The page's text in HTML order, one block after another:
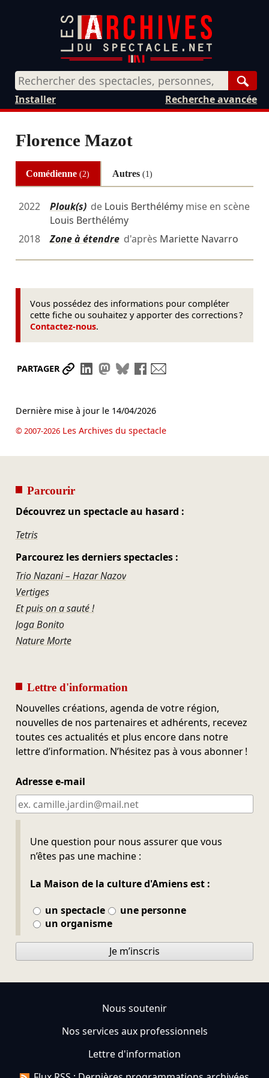
Recherche avancée
Installer
Florence Mazot
Comédienne(2) Autres (1)
2022 Plouk(s)de Louis Berthélémymise en scène
Louis Berthélémy
2018
Zone à étendred'après Mariette Navarro
Vous possédez des informations pour compléter
cette fiche ou souhaitez y apporter des corrections ?
Contactez-nous.
PARTAGER Partager le lien
Partager sur LinkedIn
Partager sur Mastodon
Partager sur Bluesky
Partager sur Facebook
Dernière mise à jour le 14/04/2026
© 2007-2026Les Archives du spectacle
Parcourir
Découvrez un spectacle au hasard :
Tetris
Parcourez les derniers spectacles :
Trio Nazani – Hazar Nazov
Vertiges
Et puis on a sauté !
Joga Bonito
Nature Morte
Lettre d'information
Nouvelles créations, agenda de votre région,
nouvelles de nos partenaires et adhérents, recevez
toutes ces actualités et plus encore dans notre
lettre d’information. N’hésitez pas à vous abonner !
Adresse e-mail
Une question pour nous assurer que vous
n’êtes pas une machine :
La Maison de la culture d'Amiens est :
un spectacle
une personne
un organisme
Ne pas remplir
Je m’inscris
Nous soutenir
Nos services aux professionnels
Lettre d'information